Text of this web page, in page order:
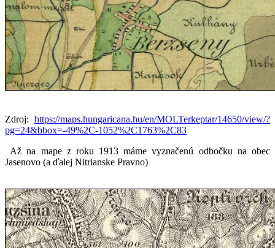
Zdroj: https://maps.hungaricana.hu/en/MOLTerkeptar/14650/view/?
pg=24&bbox=-49%2C-1052%2C1763%2C83
Až na mape z roku 1913 máme vyznačenú odbočku na obec
Jasenovo (a ďalej Nitrianske Pravno)